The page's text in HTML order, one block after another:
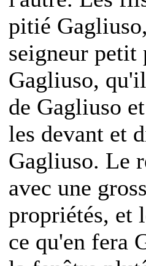
pitié
seigneur petit
Gagliuso,
de Gagliuso
les devant et
Gagliuso. Le
avec une
propriétés, et
ce qu'en fera